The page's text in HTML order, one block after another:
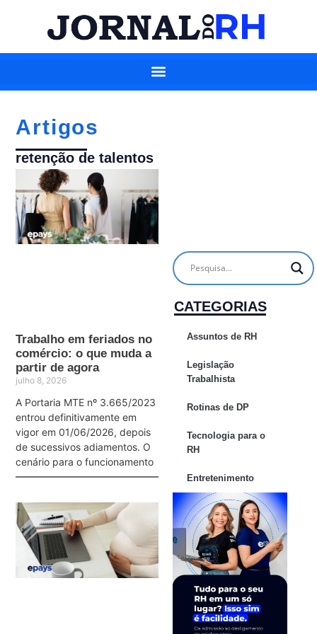
Artigos
retenção de talentos
Trabalho em feriados no
comércio: o que muda a
partir de agora
julho 8, 2026
A Portaria MTE nº 3.665/2023
entrou definitivamente em
vigor em 01/06/2026, depois
de sucessivos adiamentos. O
cenário para o funcionamento
CATEGORIAS
Assuntos de RH
Legislação
Trabalhista
Rotinas de DP
Tecnologia para o
RH
Entretenimento